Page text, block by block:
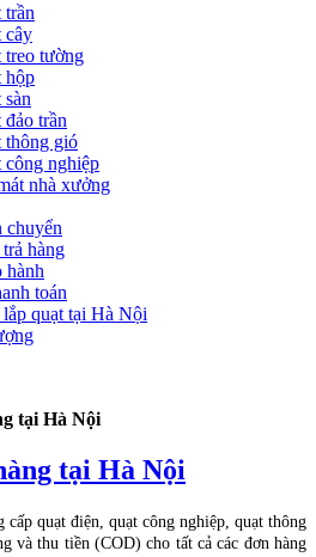
trần
cây
treo tường
hộp
trần
thông gió
công nghiệp
nhà xưởng
chuyển
hàng
hành
toán
quạt tại Hà Nội
tại Hà Nội
tại Hà Nội
quạt điện, quạt công nghiệp, quạt thông
và thu tiền (COD) cho tất cả các đơn hàng